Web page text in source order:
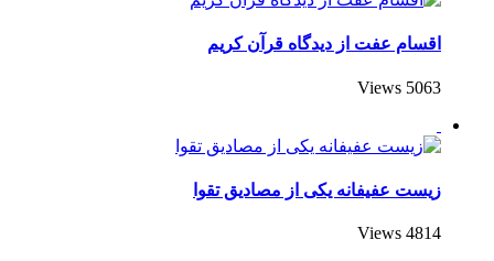
اقسام عفت از دیدگاه قرآن کریم
5063 Views
زیست عفیفانه یکی از مصادیق تقوا
4814 Views